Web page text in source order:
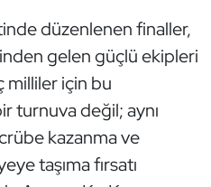
düzenlenen finaller,
gelen güçlü ekipleri
milliler için bu
turnuva değil; aynı
kazanma ve
taşıma fırsatı